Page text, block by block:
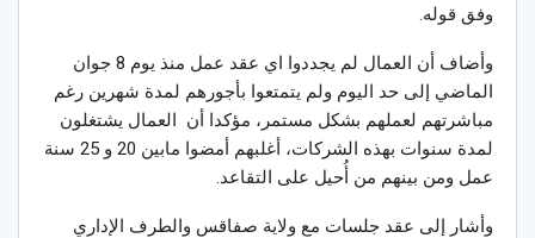
وفق قوله.
وأضاف أن العمال لم يجددوا اي عقد عمل منذ يوم 8 جوان
الماضي إلى حد اليوم ولم يتمتعوا بأجورهم لمدة شهرين رغم
مباشرتهم لعملهم بشكل مستمر، مؤكدا أن العمال يشتغلون
لمدة سنوات بهذه الشركات، أغلبهم أمضوا مابين 20 و 25 سنة
عمل ومن بينهم من أُحيل على التقاعد.
وأشار إلى عقد جلسات مع ولاية صفاقس والطرف الإداري